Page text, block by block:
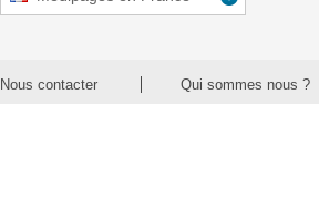
Nous contacter Qui sommes nous ?